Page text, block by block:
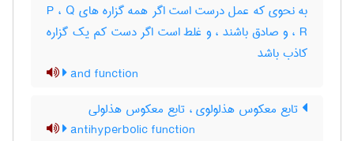
به نحوی که عمل درست است اگر همه گزاره های P ، Q
، R و صادق باشند ، و غلط است اگر دست کم یک گزاره
کاذب باشد
and function
تابع معکوس هذلولوی ، تابع معکوس هذلولی
antihyperbolic function